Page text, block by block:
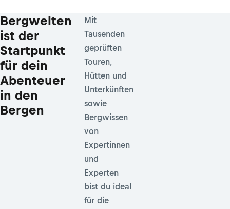
Bergwelten
ist der
Startpunkt
für dein
Abenteuer
in den
Bergen
Mit
Tausenden
geprüften
Touren,
Hütten und
Unterkünften
sowie
Bergwissen
von
Expertinnen
und
Experten
bist du ideal
für die